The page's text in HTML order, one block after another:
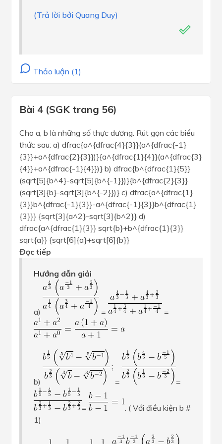
(Trả lời bởi Quang Duy)
Thảo luận (1)
Bài 4 (SGK trang 56)
Cho a, b là những số thực dương. Rút gọn các biểu
thức sau: a) dfrac{a^{dfrac{4}{3}}(a^{dfrac{-1}
{3}}+a^{dfrac{2}{3}})}{a^{dfrac{1}{4}}(a^{dfrac{3}
{4}}+a^{dfrac{-1}{4}})} b) dfrac{b^{dfrac{1}{5}}
(sqrt[5]{b^4}-sqrt[5]{b^{-1}})}{b^{dfrac{2}{3}}
(sqrt[3]{b}-sqrt[3]{b^{-2}})} c) dfrac{a^{dfrac{1}
{3}}b^{dfrac{-1}{3}}-a^{dfrac{-1}{3}}b^{dfrac{1}
{3}}} {sqrt[3]{a^2}-sqrt[3]{b^2}} d)
dfrac{a^{dfrac{1}{3}} sqrt{b}+b^{dfrac{1}{3}}
sqrt{a}} {sqrt[6]{a}+sqrt[6]{b}}
Đọc tiếp
Hướng dẫn giải
a) = =
b) = =
=
. ( Với điều kiện b #
1)
1
1
1
1
1 1 1 b 3a23−b 23